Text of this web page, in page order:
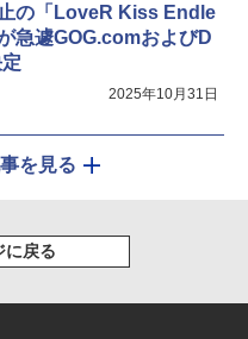
の「LoveR Kiss Endle
急遽GOG.comおよびD
2025年10月31日
を見る
に戻る